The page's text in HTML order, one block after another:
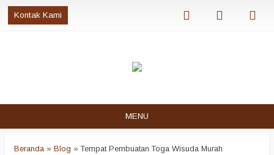
Kontak Kami
MENU
Beranda » Blog »Tempat Pembuatan Toga Wisuda Murah